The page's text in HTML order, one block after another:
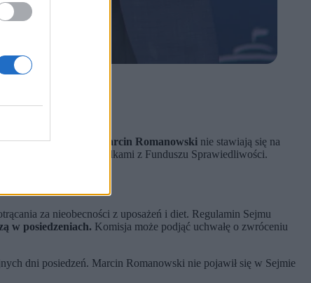
Zbigniew Ziobro i Marcin Romanowski nie stawiają się na
przy zarządzaniu środkami z Funduszu Sprawiedliwości.
za nieobecności z uposażeń i diet. Regulamin Sejmu
w posiedzeniach. Komisja może podjąć uchwałę o zwróceniu
dni posiedzeń. Marcin Romanowski nie pojawił się w Sejmie